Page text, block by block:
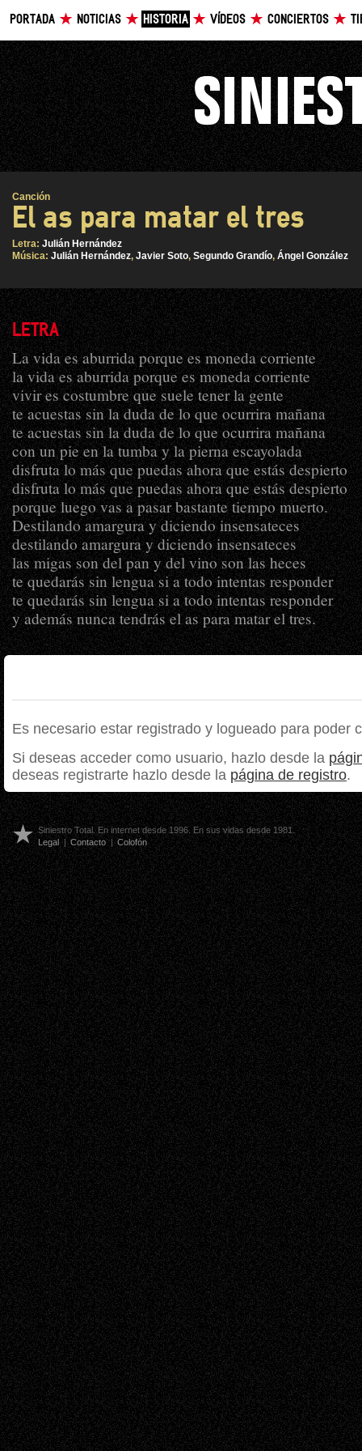
PORTADA NOTICIAS HISTORIA VÍDEOS CONCIERTOS
Canción
El as para matar el tres
Letra: Julián Hernández
Música: Julián Hernández, Javier Soto, Segundo Grandío, Ángel González
LETRA
La vida es aburrida porque es moneda corriente
la vida es aburrida porque es moneda corriente
vivir es costumbre que suele tener la gente
te acuestas sin la duda de lo que ocurrira mañana
te acuestas sin la duda de lo que ocurrira mañana
con un pie en la tumba y la pierna escayolada
disfruta lo más que puedas ahora que estás despierto
disfruta lo más que puedas ahora que estás despierto
porque luego vas a pasar bastante tiempo muerto.
Destilando amargura y diciendo insensateces
destilando amargura y diciendo insensateces
las migas son del pan y del vino son las heces
te quedarás sin lengua si a todo intentas responder
te quedarás sin lengua si a todo intentas responder
y además nunca tendrás el as para matar el tres.
Es necesario estar registrado y logueado para poder
Si deseas acceder como usuario, hazlo desde la
deseas registrarte hazlo desde la página de registro.
Siniestro Total. En internet desde 1996. En sus vidas desde 1981.
Legal | Contacto | Colofón